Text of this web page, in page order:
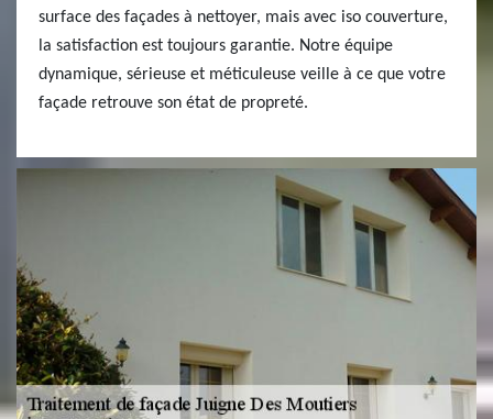
surface des façades à nettoyer, mais avec iso couverture,
la satisfaction est toujours garantie. Notre équipe
dynamique, sérieuse et méticuleuse veille à ce que votre
façade retrouve son état de propreté.